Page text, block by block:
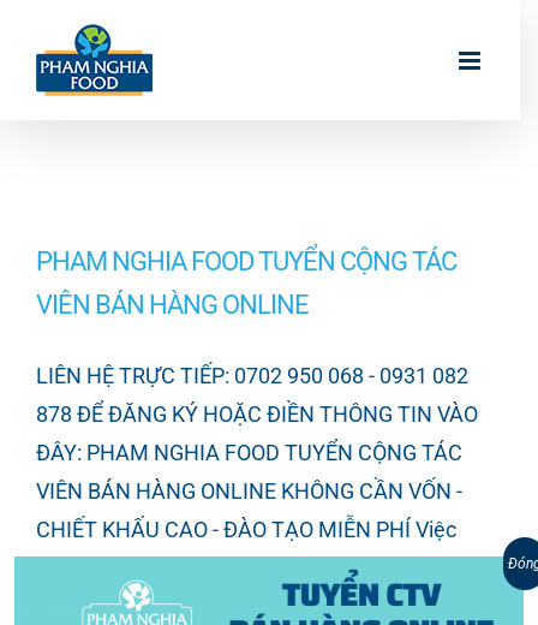
content
PHAM NGHIA FOOD TUYỂN CỘNG TÁC
VIÊN BÁN HÀNG ONLINE
LIÊN HỆ TRỰC TIẾP: 0702 950 068 - 0931 082
878 ĐỂ ĐĂNG KÝ HOẶC ĐIỀN THÔNG TIN VÀO
ĐÂY: PHAM NGHIA FOOD TUYỂN CỘNG TÁC
VIÊN BÁN HÀNG ONLINE KHÔNG CẦN VỐN -
CHIẾT KHẤU CAO - ĐÀO TẠO MIỄN PHÍ Việc
tốt mùa COVID: PHAM NGHIA FOOD tuyển
cộng tác viên bán hàng online không cần vốn